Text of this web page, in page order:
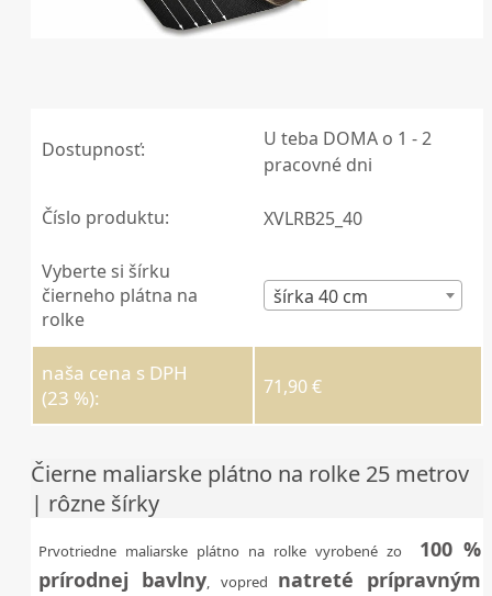
Dostupnosť:
U teba DOMA o 1 - 2
pracovné dni
Číslo produktu: XVLRB25_40
Vyberte si šírku
čierneho plátna na
rolke
šírka 40 cm
naša cena s DPH
(23 %):
71,90 €
Čierne maliarske plátno na rolke 25 metrov
| rôzne šírky
Prvotriedne maliarske plátno na rolke vyrobené zo 100 %
prírodnej bavlny, vopred natreté prípravným